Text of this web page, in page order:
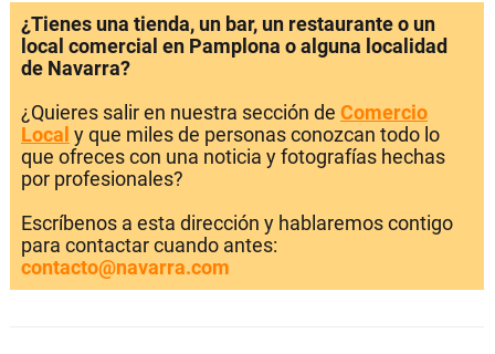
¿Tienes una tienda, un bar, un restaurante o un
local comercial en Pamplona o alguna localidad
de Navarra?
¿Quieres salir en nuestra sección de Comercio
Local y que miles de personas conozcan todo lo
que ofreces con una noticia y fotografías hechas
por profesionales?
Escríbenos a esta dirección y hablaremos contigo
para contactar cuando antes:
contacto@navarra.com